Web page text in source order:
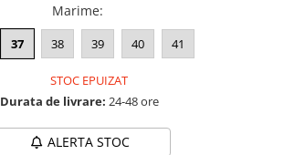
Marime:
37 38 39 40 41
STOC EPUIZAT
Durata de livrare: 24-48 ore
ALERTA STOC